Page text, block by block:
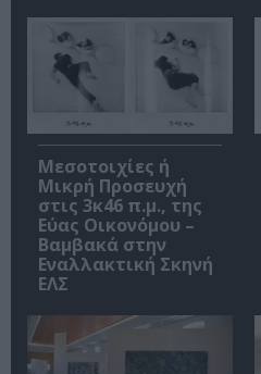
Μεσοτοιχίες ή
Μικρή Προσευχή
στις 3κ46 π.μ., της
Εύας Οικονόμου –
Βαμβακά στην
Εναλλακτική Σκηνή
ΕΛΣ